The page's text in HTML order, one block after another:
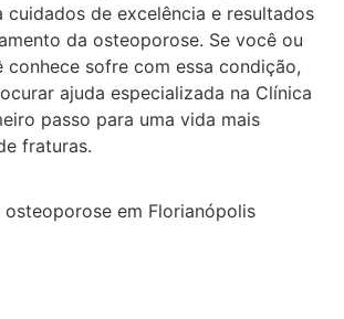
cuidados de excelência e resultados
da osteoporose. Se você ou
conhece sofre com essa condição,
ajuda especializada na Clínica
passo para uma vida mais
fraturas.